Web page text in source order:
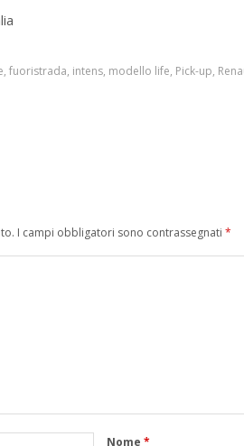
, fuoristrada, intens, modello life, Pick-up,
I campi obbligatori sono contrassegnati *
Nome *